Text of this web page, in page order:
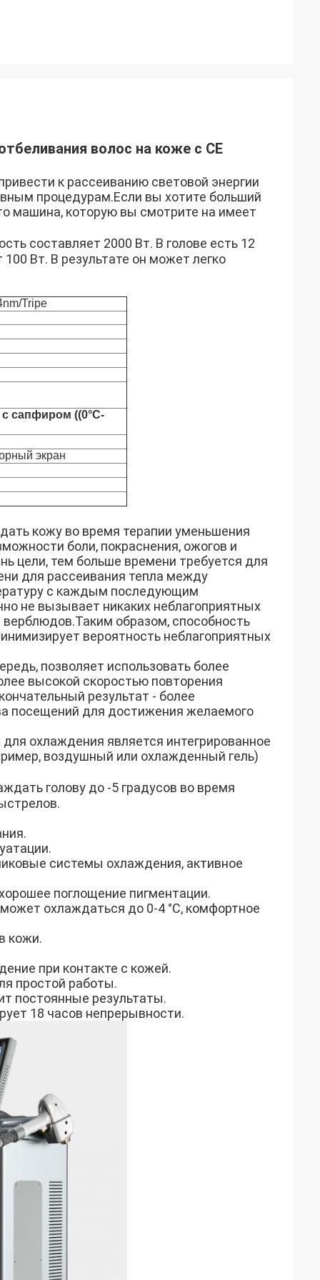
волос на коже с CE
к рассеиванию световой энергии
процедурам.Если вы хотите больший
машина, которую вы смотрите на имеет
составляет 2000 Вт. В голове есть 12
Вт. В результате он может легко
Tripe
сапфиром ((0°C-
экран
кожу во время терапии уменьшения
боли, покраснения, ожогов и
цели, тем больше времени требуется для
для рассеивания тепла между
с каждым последующим
не вызывает никаких неблагоприятных
образом, способность
вероятность неблагоприятных
позволяет использовать более
высокой скоростью повторения
результат - более
посещений для достижения желаемого
охлаждения является интегрированное
воздушный или охлажденный гель)
голову до -5 градусов во время
системы охлаждения, активное
поглощение пигментации.
охлаждаться до 0-4 °C, комфортное
кожи.
при контакте с кожей.
простой работы.
постоянные результаты.
18 часов непрерывности.